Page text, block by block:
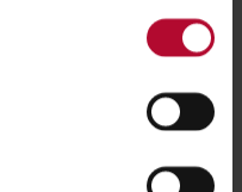
zijn, zorgt de
situatie op het spoor
je snel moet
een flinke dosis